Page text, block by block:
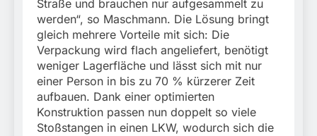
Straße und brauchen nur aufgesammelt zu
werden“, so Maschmann. Die Lösung bringt
gleich mehrere Vorteile mit sich: Die
Verpackung wird flach angeliefert, benötigt
weniger Lagerfläche und lässt sich mit nur
einer Person in bis zu 70 % kürzerer Zeit
aufbauen. Dank einer optimierten
Konstruktion passen nun doppelt so viele
Stoßstangen in einen LKW, wodurch sich die